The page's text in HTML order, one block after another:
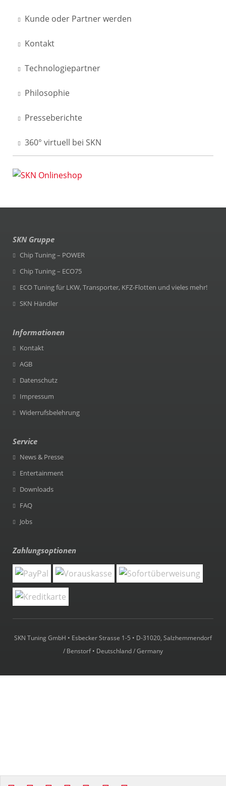
Kunde oder Partner werden
Kontakt
Technologiepartner
Philosophie
Presseberichte
360° virtuell bei SKN
SKN Gruppe
Chip Tuning – POWER
Chip Tuning – ECO75
ECO Tuning für LKW, Transporter, KFZ-Flotten und vieles mehr!
SKN Händler
Informationen
Kontakt
AGB
Datenschutz
Impressum
Widerrufsbelehrung
Service
News & Presse
Entertainment
Downloads
FAQ
Jobs
Zahlungsoptionen
SKN Tuning GmbH • Esbecker Strasse 1-5 • D-31020, Salzhemmendorf
/ Benstorf • Deutschland / Germany